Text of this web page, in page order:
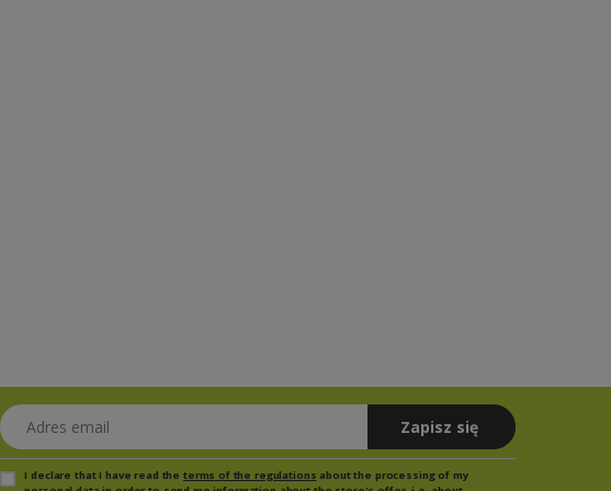
Adres email
Zapisz się
I declare that I have read the terms of the regulations about the processing of my